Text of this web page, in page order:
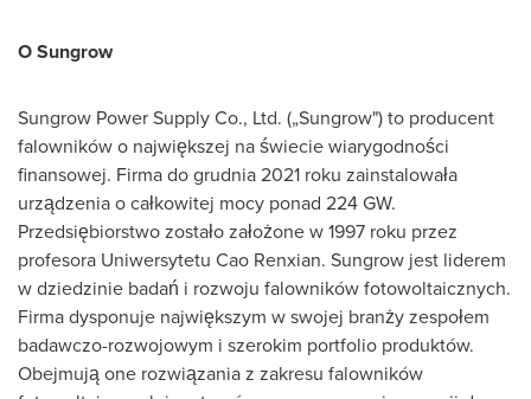
O Sungrow
Sungrow Power Supply Co., Ltd. („Sungrow") to producent
falowników o największej na świecie wiarygodności
finansowej. Firma do grudnia 2021 roku zainstalowała
urządzenia o całkowitej mocy ponad 224 GW.
Przedsiębiorstwo zostało założone w 1997 roku przez
profesora Uniwersytetu Cao Renxian. Sungrow jest liderem
w dziedzinie badań i rozwoju falowników fotowoltaicznych.
Firma dysponuje największym w swojej branży zespołem
badawczo-rozwojowym i szerokim portfolio produktów.
Obejmują one rozwiązania z zakresu falowników